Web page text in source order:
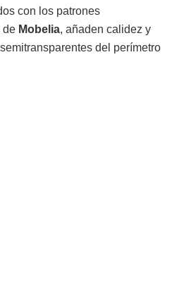
con los patrones
de Mobelia, añaden calidez y
del perímetro